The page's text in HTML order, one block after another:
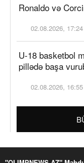
Ronaldo və
02.08.2026, 17:24
U-18 basketbol
pillədə başa
02.08.2026, 16:55